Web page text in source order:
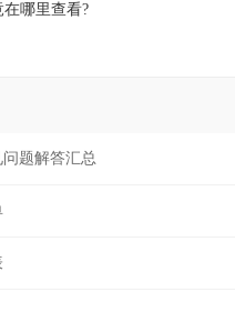
哪里查看?
题解答汇总